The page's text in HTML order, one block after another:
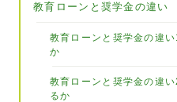
教育ローンと奨学金の違い
教育ローンと奨学金の違
か
教育ローンと奨学金の違
るか